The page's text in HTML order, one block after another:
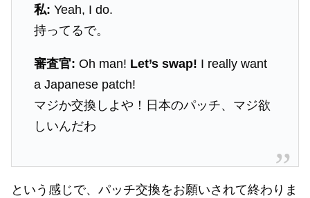
私: Yeah, I do.
持ってるで。
審査官: Oh man! Let’s swap! I really want
a Japanese patch!
マジか交換しよや！日本のパッチ、マジ欲
しいんだわ
という感じで、パッチ交換をお願いされて終わりま